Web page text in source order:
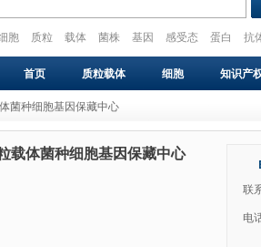
胞 质粒 载体 菌株 基因 感受态 蛋白 抗
首页 质粒载体 细胞 知识产
基因库 感受态
菌种细胞基因保藏中心
载体菌种细胞基因保藏中心
联
电